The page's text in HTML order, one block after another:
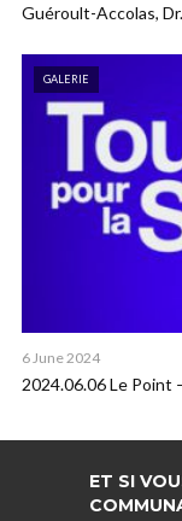
Guéroult-Accolas,
GALERIE
6 June 2024
2024.06.06 Le Point
ET SI